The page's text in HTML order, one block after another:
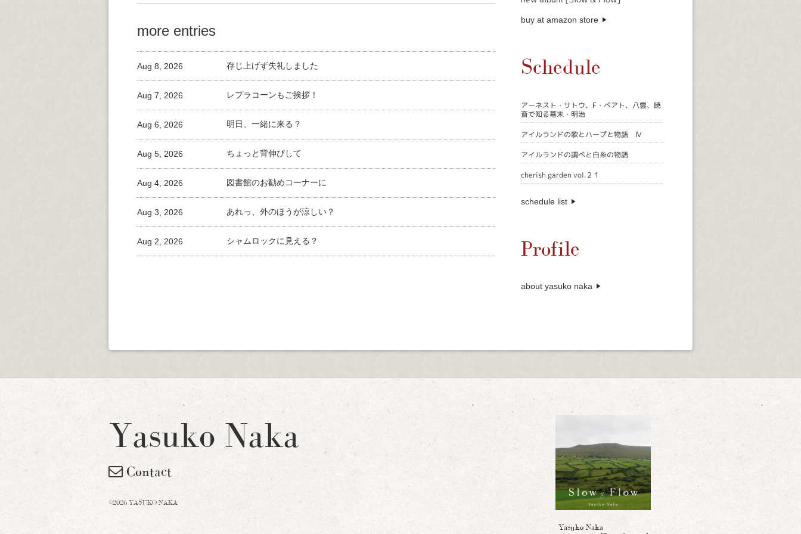
more entries
存じ上げず失礼しました
Aug 8, 2026
レプラコーンもご挨拶！
Aug 7, 2026
明日、一緒に来る？
Aug 6, 2026
ちょっと背伸びして
Aug 5, 2026
図書館のお勧めコーナーに
Aug 4, 2026
あれっ、外のほうが涼しい？
Aug 3, 2026
シャムロックに見える？
Aug 2, 2026
buy at amazon store
Schedule
アーネスト・サトウ、F・ベアト、八雲、暁
斎で知る幕末・明治
アイルランドの歌とハープと物語 Ⅳ
アイルランドの調べと白糸の物語
cherish garden vol.２１
schedule list
Profile
about yasuko naka
Yasuko Naka
Yasuko Naka
Contact
©2026 YASUKO NAKA